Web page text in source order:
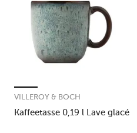
Kaffeetasse 0,19 l Lave glacé
VILLEROY & BOCH